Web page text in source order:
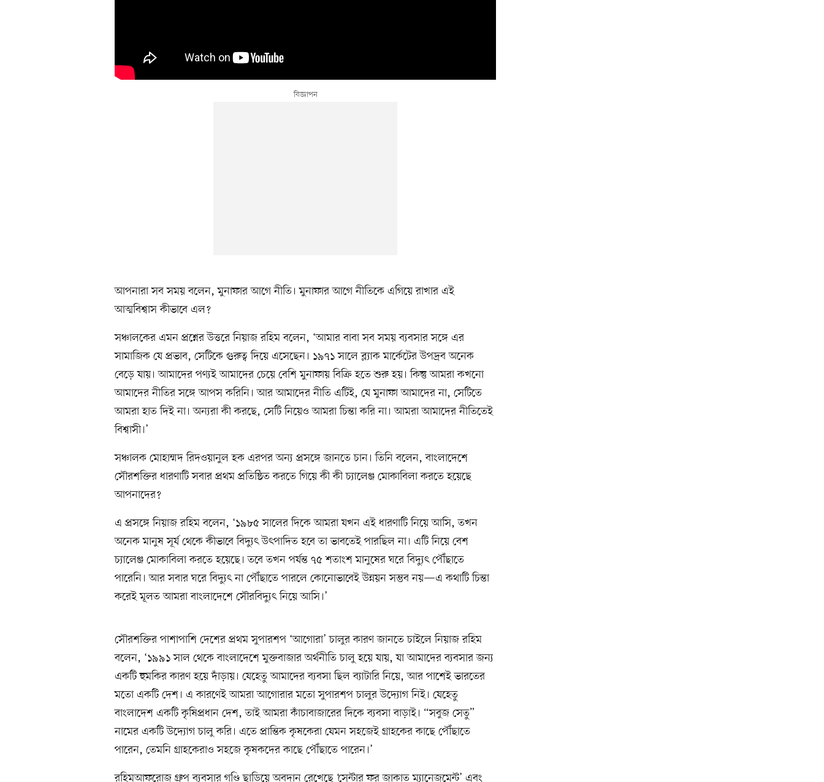
আপনারা সব সময় বলেন, মুনাফার আগে নীতি। মুনাফার আগে নীতিকে এগিয়ে রাখার এই
আত্মবিশ্বাস কীভাবে এল?
সঞ্চালকের এমন প্রশ্নের উত্তরে নিয়াজ রহিম বলেন, ‘আমার বাবা সব সময় ব্যবসার সঙ্গে এর
সামাজিক যে প্রভাব, সেটিকে গুরুত্ব দিয়ে এসেছেন। ১৯৭১ সালে ব্ল্যাক মার্কেটের উপদ্রব অনেক
বেড়ে যায়। আমাদের পণ্যই আমাদের চেয়ে বেশি মুনাফায় বিক্রি হতে শুরু হয়। কিন্তু আমরা কখনো
আমাদের নীতির সঙ্গে আপস করিনি। আর আমাদের নীতি এটিই, যে মুনাফা আমাদের না, সেটিতে
আমরা হাত দিই না। অন্যরা কী করছে, সেটি নিয়েও আমরা চিন্তা করি না। আমরা আমাদের নীতিতেই
বিশ্বাসী।’
সঞ্চালক মোহাম্মদ রিদওয়ানুল হক এরপর অন্য প্রসঙ্গে জানতে চান। তিনি বলেন, বাংলাদেশে
সৌরশক্তির ধারণাটি সবার প্রথম প্রতিষ্ঠিত করতে গিয়ে কী কী চ্যালেঞ্জ মোকাবিলা করতে হয়েছে
আপনাদের?
এ প্রসঙ্গে নিয়াজ রহিম বলেন, ‘১৯৮৫ সালের দিকে আমরা যখন এই ধারণাটি নিয়ে আসি, তখন
অনেক মানুষ সূর্য থেকে কীভাবে বিদ্যুৎ উৎপাদিত হবে তা ভাবতেই পারছিল না। এটি নিয়ে বেশ
চ্যালেঞ্জ মোকাবিলা করতে হয়েছে। তবে তখন পর্যন্ত ৭৫ শতাংশ মানুষের ঘরে বিদ্যুৎ পৌঁছাতে
পারেনি। আর সবার ঘরে বিদ্যুৎ না পৌঁছাতে পারলে কোনোভাবেই উন্নয়ন সম্ভব নয়—এ কথাটি চিন্তা
করেই মূলত আমরা বাংলাদেশে সৌরবিদ্যুৎ নিয়ে আসি।’
সৌরশক্তির পাশাপাশি দেশের প্রথম সুপারশপ ‘আগোরা’ চালুর কারণ জানতে চাইলে নিয়াজ রহিম
বলেন, ‘১৯৯১ সাল থেকে বাংলাদেশে মুক্তবাজার অর্থনীতি চালু হয়ে যায়, যা আমাদের ব্যবসার জন্য
একটি হুমকির কারণ হয়ে দাঁড়ায়। যেহেতু আমাদের ব্যবসা ছিল ব্যাটারি নিয়ে, আর পাশেই ভারতের
মতো একটি দেশ। এ কারণেই আমরা আগোরার মতো সুপারশপ চালুর উদ্যোগ নিই। যেহেতু
বাংলাদেশ একটি কৃষিপ্রধান দেশ, তাই আমরা কাঁচাবাজারের দিকে ব্যবসা বাড়াই। “সবুজ সেতু”
নামের একটি উদ্যোগ চালু করি। এতে প্রান্তিক কৃষকেরা যেমন সহজেই গ্রাহকের কাছে পৌঁছাতে
পারেন, তেমনি গ্রাহকেরাও সহজে কৃষকদের কাছে পৌঁছাতে পারেন।’
রহিমআফরোজ গ্রুপ ব্যবসার গণ্ডি ছাড়িয়ে অবদান রেখেছে ‘সেন্টার ফর জাকাত ম্যানেজমেন্ট’ এবং